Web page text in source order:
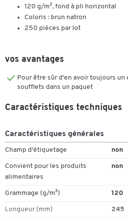
120 g/m², fond à pli horizontal
Coloris : brun natron
250 pièces par lot
vos avantages
Pour être sûr d'en avoir toujours un
soufflets dans un paquet
Caractéristiques techniques
Caractéristiques générales
Champ d'étiquetage non
Convient pour les produits
alimentaires
non
Grammage (g/m²) 120
Longueur (mm) 245